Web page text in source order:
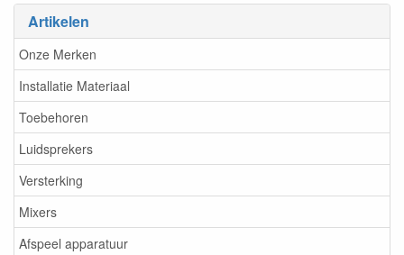
Artikelen
Onze Merken
Installatie Materiaal
Toebehoren
Luidsprekers
Versterking
Mixers
Afspeel apparatuur